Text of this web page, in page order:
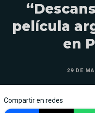
película
en
29 DE
Compartir en redes